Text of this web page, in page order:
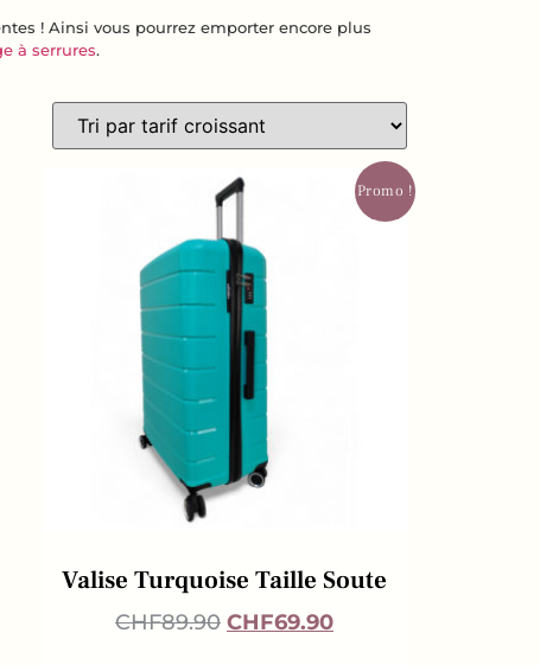
Promo !
Valise Turquoise Taille Soute
CHF89.90 CHF69.90
! Ainsi vous pourrez emporter encore plus
à serrures.